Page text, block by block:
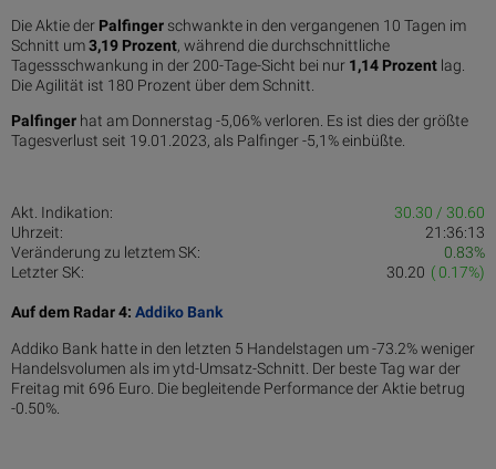
Die Aktie der Palfinger schwankte in den vergangenen 10 Tagen im
Schnitt um3,19 Pro­zent, während die durchschnittliche
Tagessschwankung in der 200-Tage-Sicht bei nur 1,14 Prozent lag.
Die Agilität ist 180 Prozent über dem Schnitt.
Palfinger hat am Donnerstag -5,06% verloren. Es ist dies der größte
Tagesverlust seit 19.01.2023, als Palfinger -5,1% einbüßte.
Akt. Indikation:
30.30 / 30.60
Uhrzeit:
21:36:13
Veränderung zu letztem SK:
0.83%
Letzter SK:
( 0.17%)
30.20
Auf dem Radar 4: Addiko Bank
Addiko Bank hatte in den letzten 5 Handelstagen um -73.2% weniger
Handelsvolumen als im ytd-Umsatz-Schnitt. Der beste Tag war der
Freitag mit 696 Euro. Die begleitende Performance der Aktie betrug
-0.50%.